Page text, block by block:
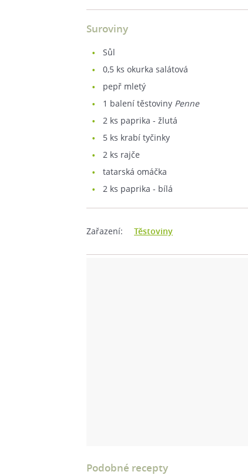
Suroviny
sůl
0,5 ks okurka salátová
pepř mletý
1 balení těstoviny Penne
2 ks paprika - žlutá
5 ks krabí tyčinky
2 ks rajče
tatarská omáčka
2 ks paprika - bílá
Zařazení: Těstoviny
Podobné recepty